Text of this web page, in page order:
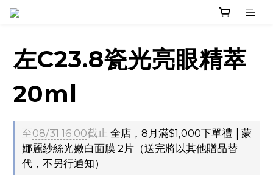
左C23.8瓷光亮眼精萃
20ml
至08/31 16:00截止 全店，8月滿$1,000下單禮 │蒙
娜麗紗絲光嫩白面膜 2片（送完將以其他贈品替
代，不另行通知）